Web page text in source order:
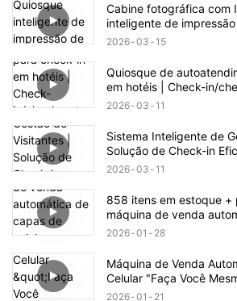
Cabine fotográfica com
inteligente de
eventos e varejo
2026 03 15
Quiosque de
em hotéis | Check-in/
contato
2026 03 11
Sistema Inteligente de
Solução de Check-in
2026 03 11
858 itens em estoque +
máquina de venda
celular esconde uma
2026 01 28
Máquina de Venda
Celular "Faça Você
Fabricação com Um
2026 01 21